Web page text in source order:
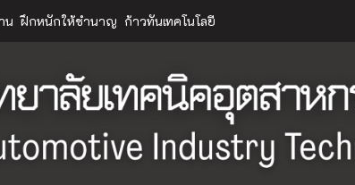
น ฝึกหนักให้ชำนาญ ก้าวทันเทคโนโลยี